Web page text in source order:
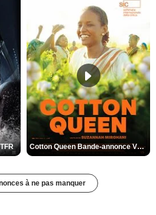
Cotton Queen Bande-annonce VO STFR
à ne pas manquer